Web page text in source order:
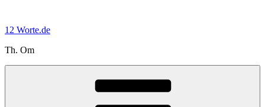
springen
12 Worte.de
Th. Om